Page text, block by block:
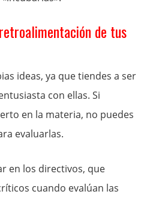
de tus
ideas, ya que tiendes a ser
con ellas. Si
en la materia, no puedes
evaluarlas.
en los directivos, que
cuando evalúan las